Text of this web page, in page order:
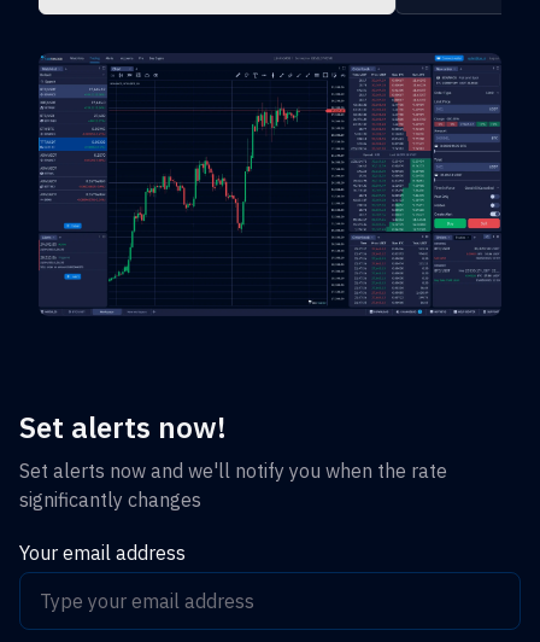
Set alerts now!
Set alerts now and we'll notify you when the rate
significantly changes
Your email address